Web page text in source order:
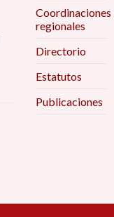
Coordinaciones
regionales
Directorio
Estatutos
Publicaciones